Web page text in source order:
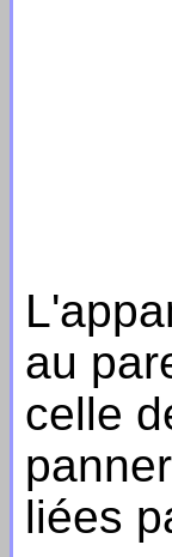
au
celle
liées